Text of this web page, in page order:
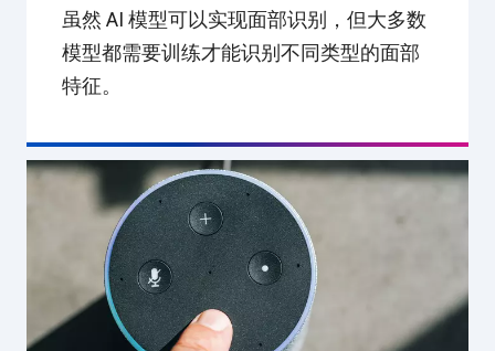
虽然 AI 模型可以实现面部识别，但大多数
模型都需要训练才能识别不同类型的面部
特征。